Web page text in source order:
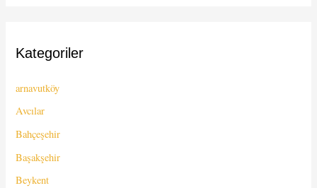
Kategoriler
arnavutköy
Avcılar
Bahçeşehir
Başakşehir
Beykent